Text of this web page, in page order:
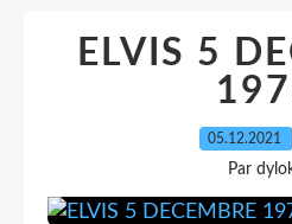
ELVIS 5
05.12.2021
Par